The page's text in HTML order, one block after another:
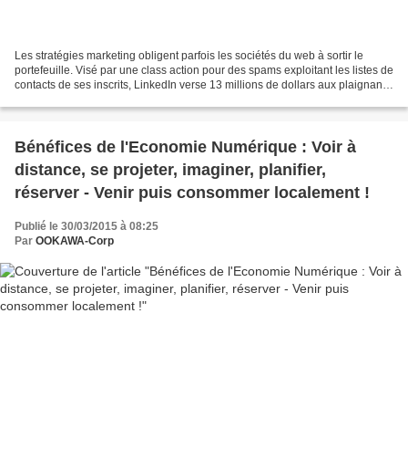
Les stratégies marketing obligent parfois les sociétés du web à sortir le
portefeuille. Visé par une class action pour des spams exploitant les listes de
contacts de ses inscrits, LinkedIn verse 13 millions de dollars aux plaignants
Bénéfices de l'Economie Numérique : Voir à
distance, se projeter, imaginer, planifier,
réserver - Venir puis consommer localement !
Publié le 30/03/2015 à 08:25
Par OOKAWA-Corp